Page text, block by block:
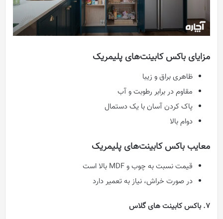
مزایای باکس کابینت‌های پلیمریک
ظاهری براق و زیبا
مقاوم در برابر رطوبت و آب
پاک کردن آسان با یک دستمال
دوام بالا
معایب باکس کابینت‌های پلیمریک
قیمت نسبت به چوب و MDF بالا است
در صورت خراش، نیاز به تعمیر دارد
7. باکس کابینت‌ های گلاس